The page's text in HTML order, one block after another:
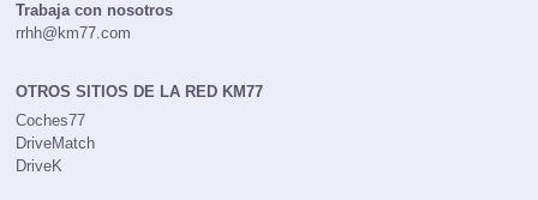
Trabaja con nosotros
rrhh@km77.com
OTROS SITIOS DE LA RED KM77
Coches77
DriveMatch
DriveK